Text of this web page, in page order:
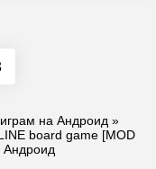
на Андроид »
board game [MOD